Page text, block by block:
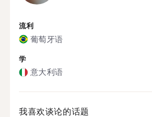
流利
葡萄牙语
学
意大利语
我喜欢谈论的话题